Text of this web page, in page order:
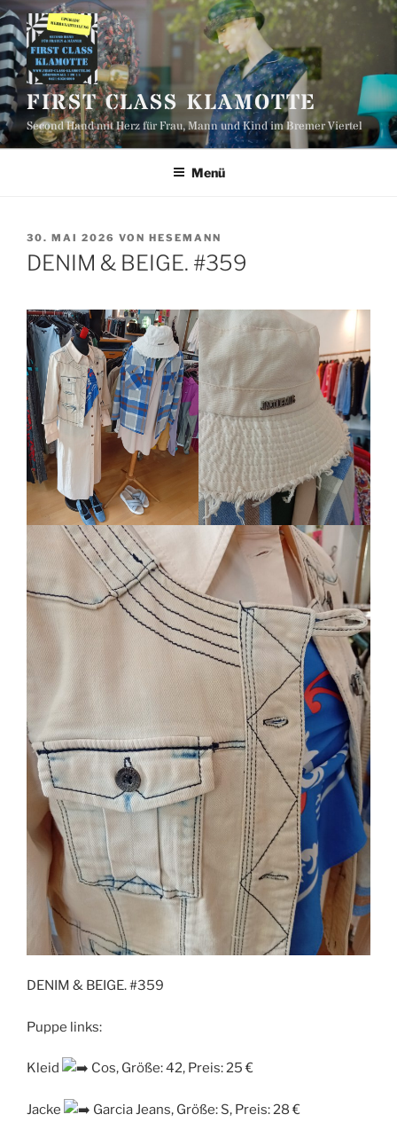
Zum
Inhalt
springen
FIRST CLASS KLAMOTTE
Second Hand mit Herz für Frau, Mann und Kind im Bremer Viertel
Menü
VERÖFFENTLICHT
AM
30. MAI 2026 VON HESEMANN
DENIM & BEIGE. #359
DENIM & BEIGE. #359
Puppe links:
Kleid Cos, Größe: 42, Preis: 25 €
Jacke Garcia Jeans, Größe: S, Preis: 28 €